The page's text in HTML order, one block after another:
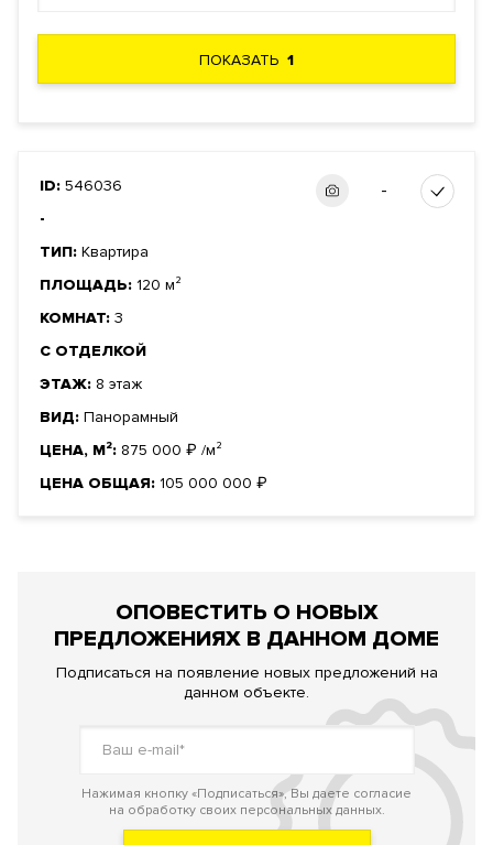
ПОКАЗАТЬ 1
ID: 546036
-
ТИП: Квартира
ПЛОЩАДЬ: 120 м²
КОМНАТ: 3
С ОТДЕЛКОЙ
ЭТАЖ: 8 этаж
ВИД: Панорамный
ЦЕНА, М²: 875 000 ₽ /м²
ЦЕНА ОБЩАЯ: 105 000 000 ₽
-
ОПОВЕСТИТЬ О НОВЫХ
ПРЕДЛОЖЕНИЯХ В ДАННОМ ДОМЕ
Подписаться на появление новых предложений на
данном объекте.
Нажимая кнопку «Подписаться», Вы даете согласие
на обработку своих персональных данных.